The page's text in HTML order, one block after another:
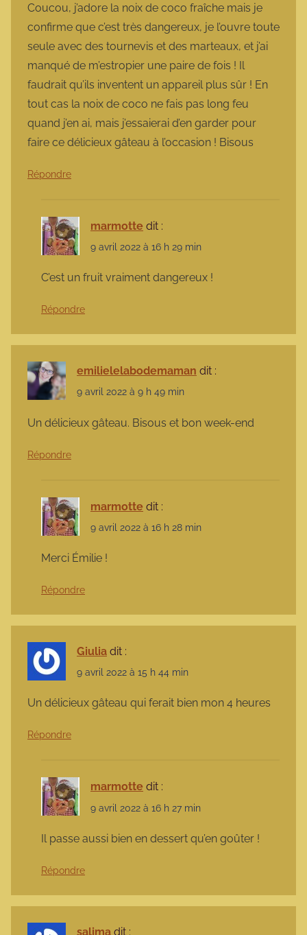
Coucou, j’adore la noix de coco fraîche mais je
confirme que c’est très dangereux, je l’ouvre toute
seule avec des tournevis et des marteaux, et j’ai
manqué de m’estropier une paire de fois ! Il
faudrait qu’ils inventent un appareil plus sûr ! En
tout cas la noix de coco ne fais pas long feu
quand j’en ai, mais j’essaierai d’en garder pour
faire ce délicieux gâteau à l’occasion ! Bisous
Répondre
marmotte dit :
9 avril 2022 à 16 h 29 min
C’est un fruit vraiment dangereux !
Répondre
emilielelabodemaman dit :
9 avril 2022 à 9 h 49 min
Un délicieux gâteau. Bisous et bon week-end
Répondre
marmotte dit :
9 avril 2022 à 16 h 28 min
Merci Émilie !
Répondre
Giulia dit :
9 avril 2022 à 15 h 44 min
Un délicieux gâteau qui ferait bien mon 4 heures
Répondre
marmotte dit :
9 avril 2022 à 16 h 27 min
Il passe aussi bien en dessert qu’en goûter !
Répondre
salima dit :